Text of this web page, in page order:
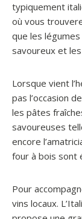
typiquement
où vous
que les
savoureux et
Lorsque vient
pas l’occasion
les pâtes
savoureuses
encore
four à bois sont
Pour
vins locaux.